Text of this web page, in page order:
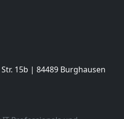
15b | 84489 Burghausen